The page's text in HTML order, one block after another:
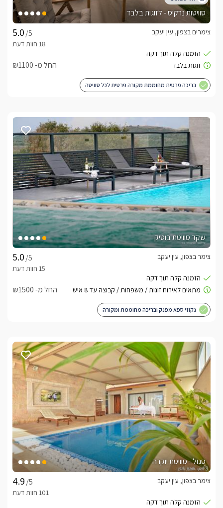
לידיעתכם, הפרטים המוצגים באתר: התפוסה המחירים והמבצעים
מעודכנים ומאומתים. תוכלו לבדוק ולבצע הזמנה באהבה רבה ♥
לפרטים נוספים או שאלות אנחנו פה לשירותכם
בברכה, יעל -
072-2456899
לצפייה באטרקציות ומסעדות בקרבת הסוויטה באחוזת
נח -לחצו כאן
סוויטות נרקיס - לזוגות בלבד
/5
צימרים בצפון, עין יעקב
החל מ- ₪1100
בריכה פרטית מחוממת מקורה פרטית לכל סוויטה
שקד סוויטת בוטיק
/5
צימר בצפון, עין יעקב
החל מ- ₪1500
גקוזי ספא מפנק ובריכה מחוממת ומקורה
סגול - סוויטת יוקרה
/5
צימר בצפון, עין יעקב